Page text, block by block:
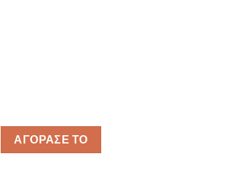
ΑΓΌΡΑΣΕ ΤΟ